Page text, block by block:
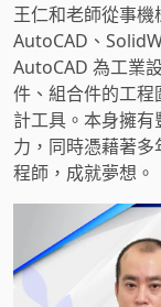
王仁和老師從事
AutoCAD、
AutoCAD 為工業
件、組合件的工程
計工具。本身擁
力，同時憑藉著
程師，成就夢想。